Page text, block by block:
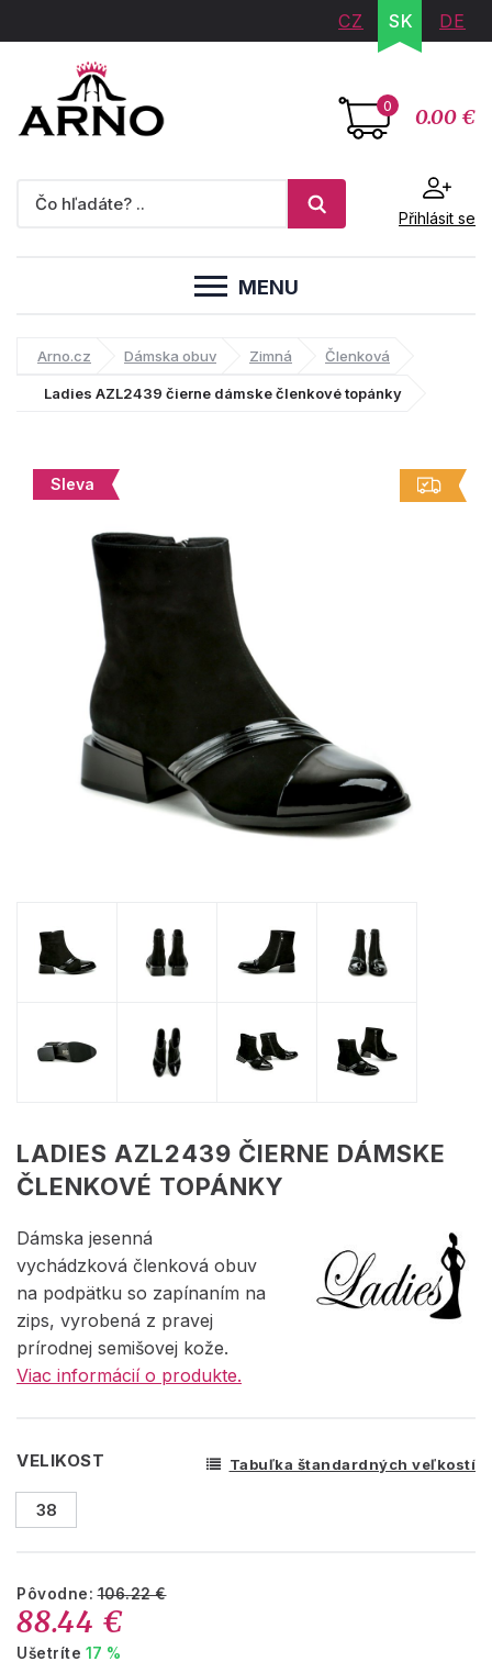
CZ SK DE
0 0.00 €
Přihlásit se
MENU
Arno.cz Dámska obuv Zimná Členková
Ladies AZL2439 čierne dámske členkové topánky
Sleva
LADIES AZL2439 ČIERNE DÁMSKE
ČLENKOVÉ TOPÁNKY
Dámska jesenná
vychádzková členková obuv
na podpätku so zapínaním na
zips, vyrobená z pravej
prírodnej semišovej kože.
Viac informácií o produkte.
VELIKOST Tabuľka štandardných veľkostí
38
Pôvodne:106.22 €
88.44 €
Ušetríte 17 %